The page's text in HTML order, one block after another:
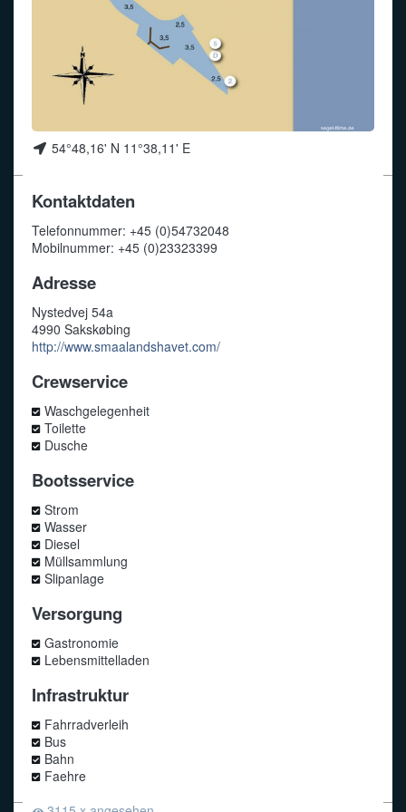
54°48,16' N 11°38,11' E
Kontaktdaten
Telefonnummer: +45 (0)54732048
Mobilnummer: +45 (0)23323399
Adresse
Nystedvej 54a
4990 Sakskøbing
http://www.smaalandshavet.com/
Crewservice
Waschgelegenheit
Toilette
Dusche
Bootsservice
Strom
Wasser
Diesel
Müllsammlung
Slipanlage
Versorgung
Gastronomie
Lebensmittelladen
Infrastruktur
Fahrradverleih
Bus
Bahn
Faehre